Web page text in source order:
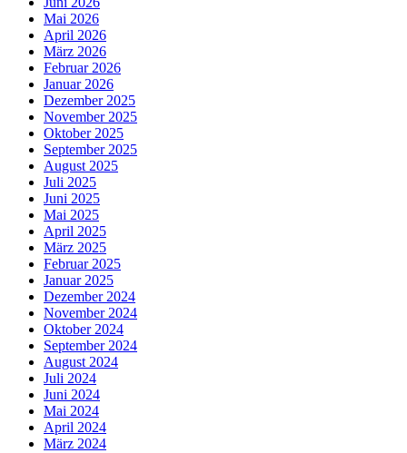
Mai 2026
April 2026
März 2026
Februar 2026
Januar 2026
Dezember 2025
November 2025
Oktober 2025
September 2025
August 2025
Juli 2025
Juni 2025
Mai 2025
April 2025
März 2025
Februar 2025
Januar 2025
Dezember 2024
November 2024
Oktober 2024
September 2024
August 2024
Juli 2024
Juni 2024
Mai 2024
April 2024
März 2024